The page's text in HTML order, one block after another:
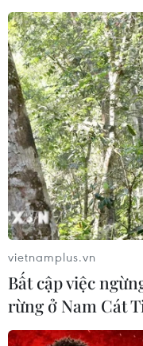
Nga và Saudi
nguồn cung
03/08/2023 23:15
Nga cho biết nước
dầu xuất khẩu/ngày
Arabia sẽ tiếp tục tự
thùng/ngày thêm một
vietnamplus.vn
Bất cập việc
rừng ở Nam Cát